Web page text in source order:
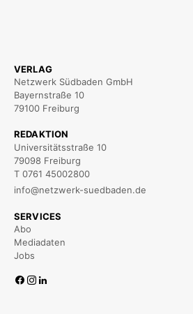
VERLAG
Netzwerk Südbaden GmbH
Bayernstraße 10
79100 Freiburg
REDAKTION
Universitätsstraße 10
79098 Freiburg
T 0761 45002800
info@netzwerk-suedbaden.de
SERVICES
Abo
Mediadaten
Jobs